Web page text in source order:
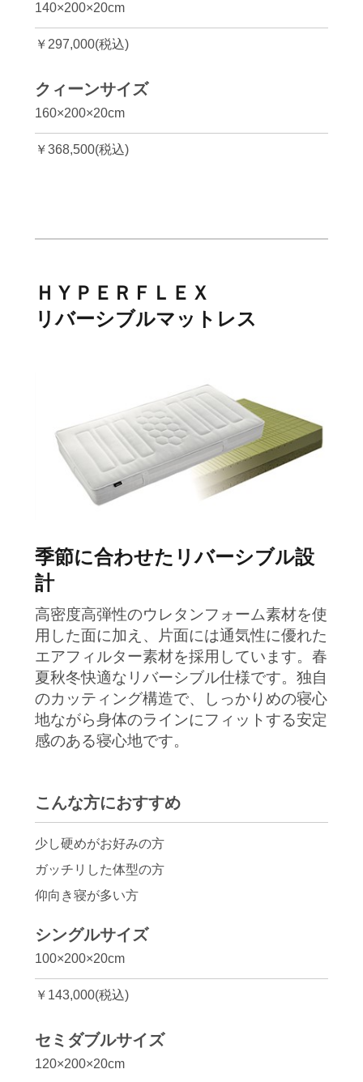
140×200×20cm
￥297,000(税込)
クィーンサイズ
160×200×20cm
￥368,500(税込)
ＨＹＰＥＲＦＬＥＸ
リバーシブルマットレス
季節に合わせたリバーシブル設
計
高密度高弾性のウレタンフォーム素材を使
用した面に加え、片面には通気性に優れた
エアフィルター素材を採用しています。春
夏秋冬快適なリバーシブル仕様です。独自
のカッティング構造で、しっかりめの寝心
地ながら身体のラインにフィットする安定
感のある寝心地です。
こんな方におすすめ
少し硬めがお好みの方
ガッチリした体型の方
仰向き寝が多い方
シングルサイズ
100×200×20cm
￥143,000(税込)
セミダブルサイズ
120×200×20cm